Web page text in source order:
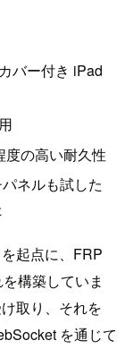
バー付き iPad
度の高い耐久性
ネルも試した
起点に、FRP
構築していま
取り、それを
を通じて